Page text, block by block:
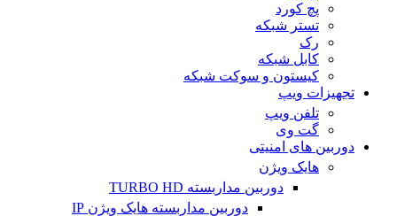
پچ کورد
تستر شبکه
رک
کابل شبکه
کیستون و سوکت شبکه
تجهیزات ویپ
تلفن ویپ
گت وی
دوربین های امنیتی
هایک ویژن
دوربین مداربسته TURBO HD
دوربین مداربسته هایک ویژن IP